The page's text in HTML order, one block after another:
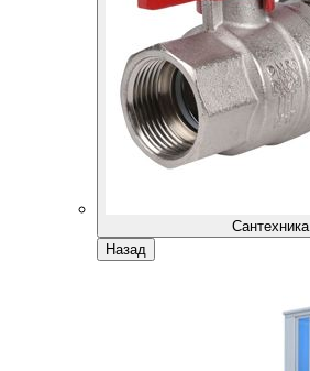
Сантехника
Назад